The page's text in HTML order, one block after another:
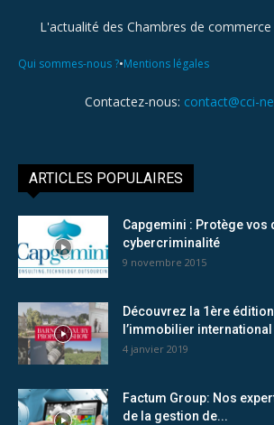
L'actualité des Chambres de
Qui sommes-nous ?•Mentions légales
Contactez-nous: contact@cci-
ARTICLES POPULAIRES
Capgemini : Protège vos
cybercriminalité
9 novembre 2015
Découvrez la 1ère
l’immobilier
4 janvier 2019
Factum Group: Nos
de la gestion de...